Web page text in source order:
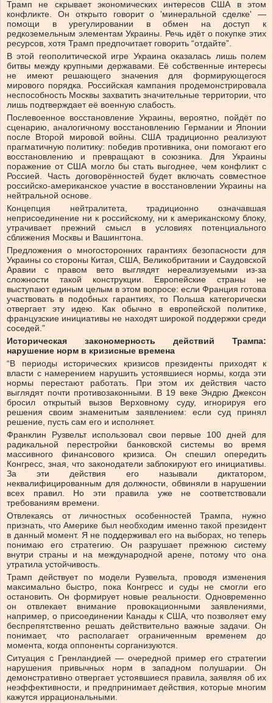
Трамп не скрывает экономических интересов США в этом
конфликте. Он открыто говорит о 'минеральной сделке' —
помощи в урегулировании в обмен на доступ к
редкоземельным элементам Украины. Речь идёт о покупке этих
ресурсов, хотя Трамп предпочитает говорить “отдайте”.
В этой геополитической игре Украина оказалась лишь полем
битвы между крупными державами. Её собственные интересы
не имеют решающего значения для формирующегося
мирового порядка. Российская кампания продемонстрировала
неспособность Москвы захватить значительные территории, что
лишь подтверждает её военную слабость.
Послевоенное восстановление Украины, вероятно, пойдёт по
сценарию, аналогичному восстановлению Германии и Японии
после Второй мировой войны. США традиционно реализуют
прагматичную политику: победив противника, они помогают его
восстановлению и превращают в союзника. Для Украины
поражение от США могло бы стать выгоднее, чем конфликт с
Россией. Часть договорённостей будет включать совместное
российско-американское участие в восстановлении Украины на
нейтральной основе.
Концепция нейтралитета, традиционно означавшая
неприсоединение ни к российскому, ни к американскому блоку,
утрачивает прежний смысл в условиях потенциального
сближения Москвы и Вашингтона.
Предложения о многосторонних гарантиях безопасности для
Украины со стороны Китая, США, Великобритании и Саудовской
Аравии с правом вето выглядят нереализуемыми из-за
сложности такой конструкции. Европейские страны не
выступают единым целым в этом вопросе: если Франция готова
участвовать в подобных гарантиях, то Польша категорически
отвергает эту идею. Как обычно в европейской политике,
французские инициативы не находят широкой поддержки среди
соседей.”
Историческая закономерность действий Трампа:
нарушение норм в кризисные времена
“В периоды исторических кризисов президенты приходят к
власти с намерением нарушить устоявшиеся нормы, когда эти
нормы перестают работать. При этом их действия часто
выглядят почти противозаконными. В 19 веке Эндрю Джексон
бросил открытый вызов Верховному суду, игнорируя его
решения своим знаменитым заявлением: если суд принял
решение, пусть сам его и исполняет.
Франклин Рузвельт использовал свои первые 100 дней для
радикальной перестройки банковской системы во время
массивного финансового кризиса. Он спешил опередить
Конгресс, зная, что законодатели заблокируют его инициативы.
За эти действия его называли диктатором,
неквалифицированным для должности, обвиняли в нарушении
всех правил. Но эти правила уже не соответствовали
требованиям времени.
Отвлекаясь от личностных особенностей Трампа, нужно
признать, что Америке был необходим именно такой президент
в данный момент. Я не поддерживал его на выборах, но теперь
понимаю его стратегию. Он разрушает прежнюю систему
внутри страны и на международной арене, потому что она
утратила устойчивость.
Трамп действует по модели Рузвельта, проводя изменения
максимально быстро, пока Конгресс и суды не смогли его
остановить. Он формирует новые реальности. Одновременно
он отвлекает внимание провокационными заявлениями,
например, о присоединении Канады к США, что позволяет ему
беспрепятственно решать действительно важные задачи. Он
понимает, что располагает ограниченным временем до
момента, когда оппоненты сорганизуются.
Ситуация с Гренландией — очередной пример его стратегии
нарушения привычных норм в западном полушарии. Он
демонстративно отвергает устоявшиеся правила, заявляя об их
неэффективности, и предпринимает действия, которые многим
кажутся иррациональными.